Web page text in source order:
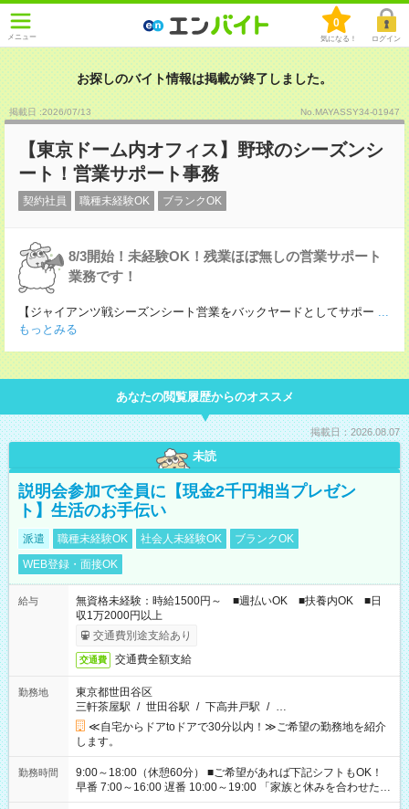
メニュー
0
気になる！ ログイン
お探しのバイト情報は掲載が終了しました。
掲載日 :2026/07/13 No.MAYASSY34-01947
【東京ドーム内オフィス】野球のシーズンシ
ート！営業サポート事務
契約社員 職種未経験OK ブランクOK
8/3開始！未経験OK！残業ほぼ無しの営業サポート
業務です！
【ジャイアンツ戦シーズンシート営業をバックヤードとしてサポー ...
もっとみる
あなたの閲覧履歴からのオススメ
掲載日：2026.08.07
未読
説明会参加で全員に【現金2千円相当プレゼン
ト】生活のお手伝い
派遣 職種未経験OK 社会人未経験OK
ブランクOK
WEB登録・面接OK
給与
無資格未経験：時給1500円～ ■週払いOK ■扶養内OK ■日
収1万2000円以上
交通費別途支給あり
交通費 交通費全額支給
勤務地
東京都世田谷区
三軒茶屋駅 / 世田谷駅 / 下高井戸駅 / …
≪自宅からドアtoドアで30分以内！≫ご希望の勤務地を紹介
します。
勤務時間
9:00～18:00（休憩60分） ■ご希望があれば下記シフトもOK！
早番 7:00～16:00 遅番 10:00～19:00 「家族と休みを合わせた
い」 「余裕を持って夕飯の準備がしたい」 「できれば残業はし